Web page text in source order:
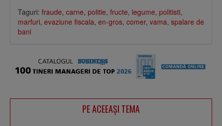
Taguri: fraude, carne, politie, fructe, legume, politisti,
marfuri, evaziune fiscala, en-gros, comer, vama, spalare de
bani
PE ACEEAŞI TEMA